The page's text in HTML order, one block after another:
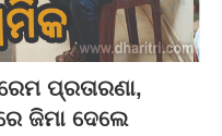
ପ୍ରତାରଣା,
ଜିମା ଦେଲେ